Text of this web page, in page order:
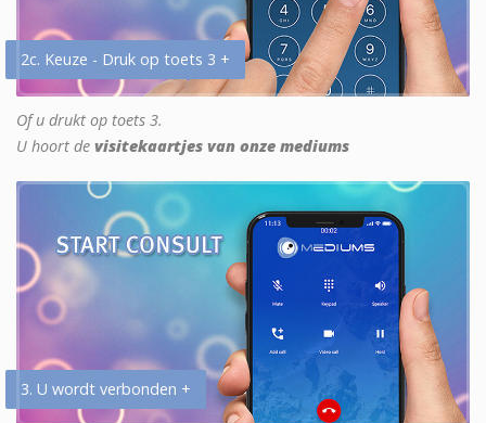
2c. Keuze - Druk op toets 3 +
Of u drukt op toets 3.
U hoort de visitekaartjes van onze mediums
3. U wordt verbonden +